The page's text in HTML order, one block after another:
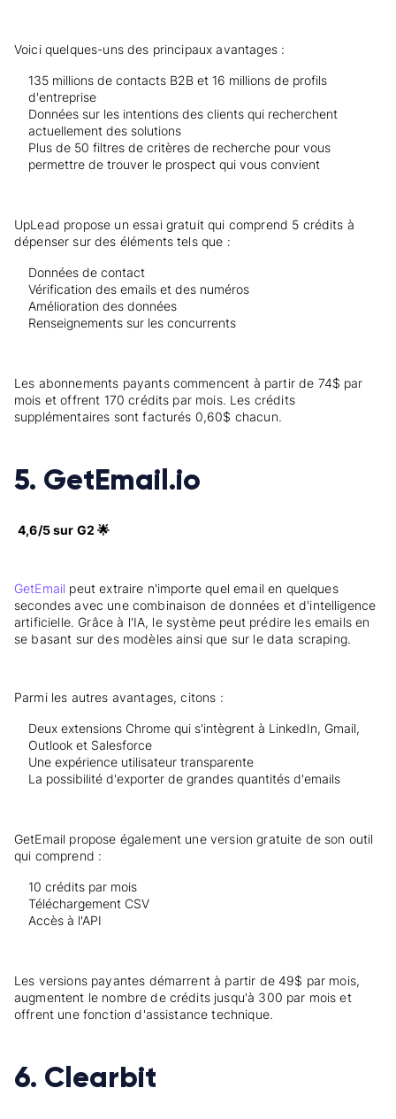
Voici quelques-uns des principaux avantages :
135 millions de contacts B2B et 16 millions de profils
d'entreprise
Données sur les intentions des clients qui recherchent
actuellement des solutions
Plus de 50 filtres de critères de recherche pour vous
permettre de trouver le prospect qui vous convient
UpLead propose un essai gratuit qui comprend 5 crédits à
dépenser sur des éléments tels que :
Données de contact
Vérification des emails et des numéros
Amélioration des données
Renseignements sur les concurrents
Les abonnements payants commencent à partir de 74$ par
mois et offrent 170 crédits par mois. Les crédits
supplémentaires sont facturés 0,60$ chacun.
5. GetEmail.io
4,6/5 sur G2 🌟
GetEmail peut extraire n'importe quel email en quelques
secondes avec une combinaison de données et d'intelligence
artificielle. Grâce à l'IA, le système peut prédire les emails en
se basant sur des modèles ainsi que sur le data scraping.
Parmi les autres avantages, citons :
Deux extensions Chrome qui s'intègrent à LinkedIn, Gmail,
Outlook et Salesforce
Une expérience utilisateur transparente
La possibilité d'exporter de grandes quantités d'emails
GetEmail propose également une version gratuite de son outil
qui comprend :
10 crédits par mois
Téléchargement CSV
Accès à l'API
Les versions payantes démarrent à partir de 49$ par mois,
augmentent le nombre de crédits jusqu'à 300 par mois et
offrent une fonction d'assistance technique.
6. Clearbit